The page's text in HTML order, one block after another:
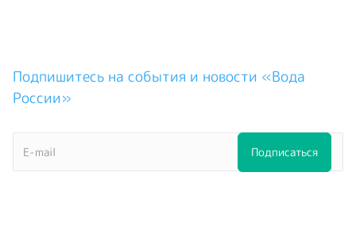
Подпишитесь на события и новости «Вода
России»